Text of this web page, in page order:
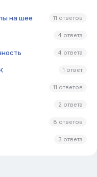
на шее 11 ответов
4 ответа
4 ответа
1 ответ
11 ответов
2 ответа
8 ответов
3 ответа